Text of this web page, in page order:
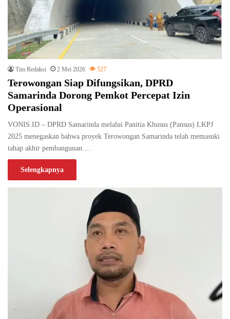
Tim Redaksi 2 Mei 2026 527
Terowongan Siap Difungsikan, DPRD
Samarinda Dorong Pemkot Percepat Izin
Operasional
VONIS.ID – DPRD Samarinda melalui Panitia Khusus (Pansus) LKPJ
2025 menegaskan bahwa proyek Terowongan Samarinda telah memasuki
tahap akhir pembangunan.…
Selengkapnya